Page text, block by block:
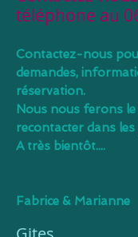
téléphone au
Contactez-nous
demandes,
réservation.
Nous nous ferons
recontacter dans
A très bientôt....
Fabrice & Marianne